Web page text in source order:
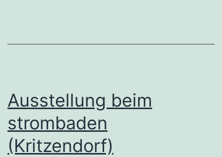
Ausstellung beim
strombaden
(Kritzendorf)